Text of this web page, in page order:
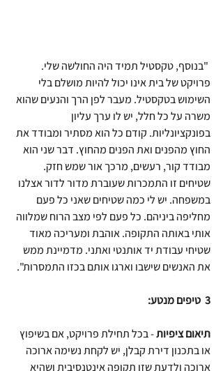
"בנוסף, טקסטיל תמיד היה החולשה שלי.
פרויקט של בית אינו יכול להיות מושלם בלי
השימוש בטקסטיל. מעבר לפן הרך והנעים שהוא
משרה על כל חלל, יש לו ערך עליון
בפונקציונליות. קודם כל הוא מסתיר ומבודד את
החוץ מהפנים ואת הפנים מהחוץ. דבר שני הוא
מבודד קור, רעשים, מרכך אור שמש חזק.
שטיחים זו התמכרות שעוברת מדור לדור אצלנו
במשפחה. יש לי כמה שטיחים שאני כל פעם
מחליפה ביניהם. כל פעם לפי מצב הרוח שמלווה
אותי באותה התקופה. אוהבת ומעריכה מאוד
שטיחי עבודת יד אותנטי ואתני. מדמיינת ממש
את האנשים שישבו וארגו אותם בכזו התמסרות".
3  טיפים מנטע:
תיאום ציפיות - בכל תחילת פרויקט, אם בשיפוץ
או בתכנון דירת קבלן, יש לקחת נשימה ארוכה
ארוכה ולדעת שזו תקופה אינטנסיבית ושהיא